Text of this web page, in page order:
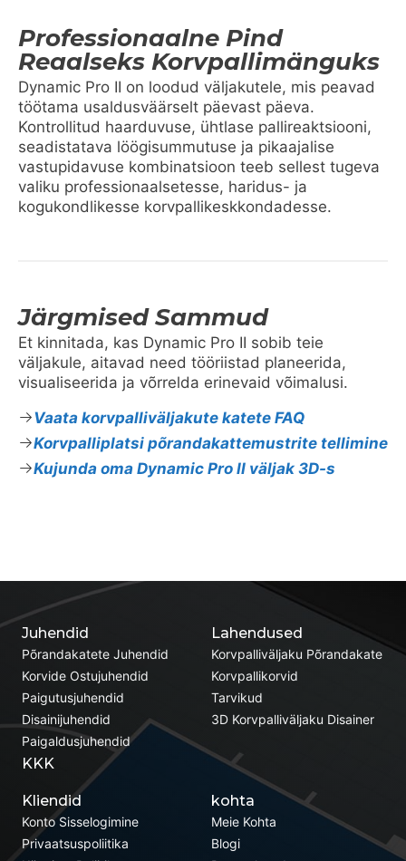
Professionaalne Pind
Reaalseks Korvpallimänguks
Dynamic Pro II on loodud väljakutele, mis peavad
töötama usaldusväärselt päevast päeva.
Kontrollitud haarduvuse, ühtlase pallireaktsiooni,
seadistatava löögisummutuse ja pikaajalise
vastupidavuse kombinatsioon teeb sellest tugeva
valiku professionaalsetesse, haridus- ja
kogukondlikesse korvpallikeskkondadesse.
Järgmised Sammud
Et kinnitada, kas Dynamic Pro II sobib teie
väljakule, aitavad need tööriistad planeerida,
visualiseerida ja võrrelda erinevaid võimalusi.
Vaata korvpalliväljakute katete FAQ
Korvpalliplatsi põrandakattemustrite tellimine
Kujunda oma Dynamic Pro II väljak 3D-s
Lahendused
Korvpalliväljaku Põrandakate
Korvpallikorvid
Tarvikud
3D Korvpalliväljaku Disainer
Juhendid
Põrandakatete Juhendid
Korvide Ostujuhendid
Paigutusjuhendid
Disainijuhendid
Paigaldusjuhendid
KKK
Kliendid
Konto Sisselogimine
Privaatsuspoliitika
kohta
Meie Kohta
Blogi